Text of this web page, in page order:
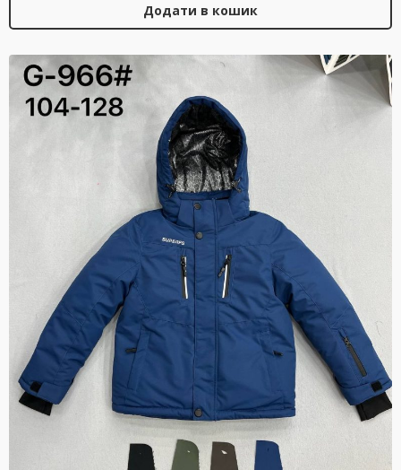
Додати в кошик